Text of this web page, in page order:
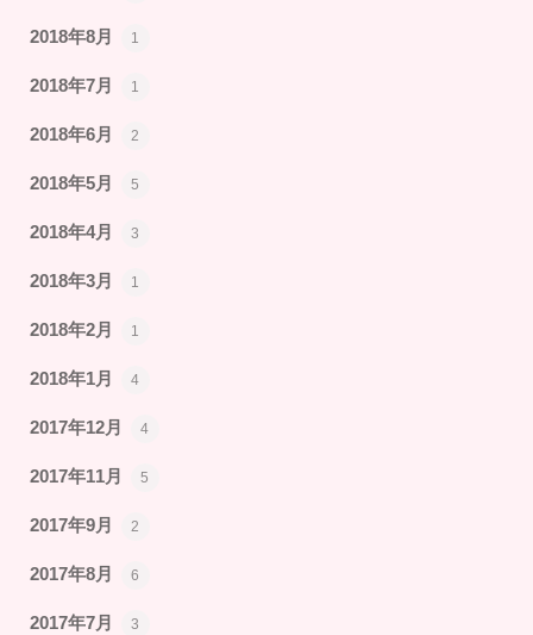
2018年8月 1
2018年7月 1
2018年6月 2
2018年5月 5
2018年4月 3
2018年3月 1
2018年2月 1
2018年1月 4
2017年12月 4
2017年11月 5
2017年9月 2
2017年8月 6
2017年7月 3